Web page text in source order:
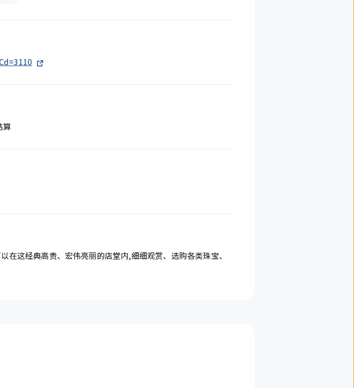
算
这经典高贵、宏伟亮丽的店堂内,细细观赏、选购各类珠宝、